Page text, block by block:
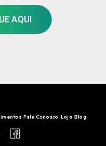
AQUI
Fale Conosco Loja Blog